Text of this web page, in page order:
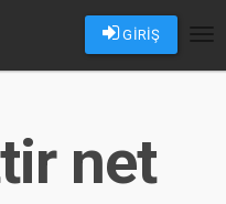
GİRİŞ
net